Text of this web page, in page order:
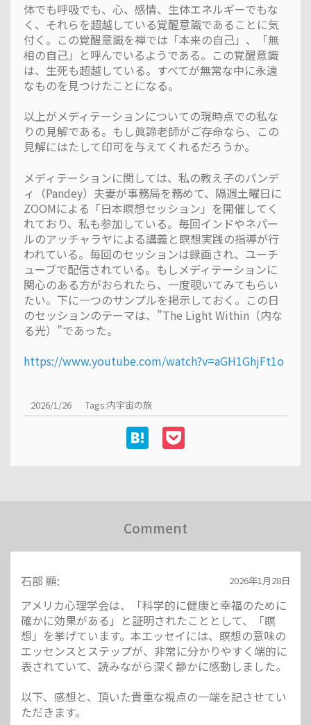
体でも呼吸でも、心、感情、生体エネルギーでもな
く、それらを超越している覚醒意識であることに気
付く。この覚醒意識を禅では「本来の自己」、「無
相の自己」と呼んでいるようである。この覚醒意識
は、生死も超越している。すべてが無常な中に永遠
なものを見つけたことになる。
以上がメディテーションについての現時点での私な
りの見解である。もし眞諦老師がご存命なら、この
見解にはたして印可を与えてくれるだろうか。
メディテーションに関しては、私の教え子のパンデ
ィ（Pandey）夫妻が事務局を務めて、隔週土曜日に
ZOOMによる「日本瞑想セッション」を開催してく
れており、私も参加している。毎回インドやネパー
ルのアッチャラヤによる講義と瞑想実践の指導が行
われている。毎回のセッションは録画され、ユーチ
ューブで配信されている。もしメディテーションに
関心のある方がおられたら、一度覗いてみてもらい
たい。下に一つのサンプルを掲示しておく。この日
のセッションのテーマは、”The Light Within（内な
る光）”であった。
https://www.youtube.com/watch?v=aGH1GhjFt1o
2026/1/26 Tags:内宇宙の旅
Comment
石部 顯: 2026年1月28日
アメリカ心理学会は、「科学的に健康と幸福のために
確かに効果がある」と証明されたこととして、「瞑
想」を挙げています。本エッセイには、瞑想の意味の
エッセンスとステップが、非常に分かりやすく端的に
表されていて、読みながら深く静かに感動しました。
以下、感想と、頂いた貴重な視点の一端を記させてい
ただきます。